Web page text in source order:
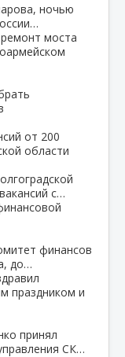
ночью
моста
от 200
области
с…
финансов
до…
праздником и
принял
СК…